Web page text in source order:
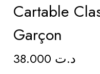
Cartable
Garçon
د.ت